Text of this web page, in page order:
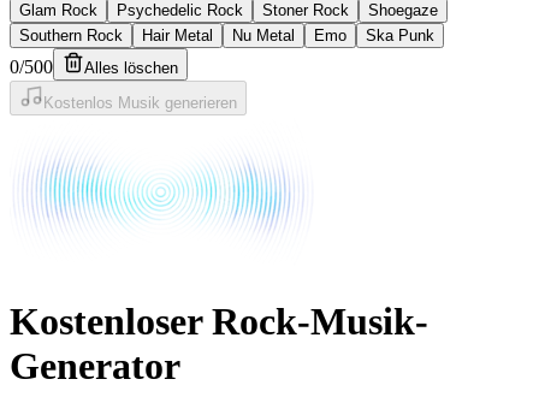
Glam Rock
Psychedelic Rock Stoner Rock
Shoegaze
Southern Rock
Hair Metal Nu Metal Emo Ska Punk
0/500
Alles löschen
Kostenlos Musik generieren
Kostenloser Rock-Musik-
Generator